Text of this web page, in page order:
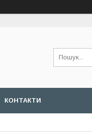
КОНТАКТИ